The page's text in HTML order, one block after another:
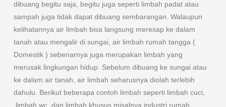
dibuang begitu saja, begitu juga seperti limbah padat atau
sampah juga tidak dapat dibuang sembarangan. Walaupun
kelihatannya air limbah bisa langsung meresap ke dalam
tanah atau mengalir di sungai, air limbah rumah tangga (
Domestik ) sebenarnya juga merupakan limbah yang
merusak lingkungan hidup. Sebelum dibuang ke sungai atau
ke dalam air tanah, air limbah seharusnya diolah terlebih
dahulu. Berikut beberapa contoh limbah seperti limbah cuci,
limbah wc, dan limbah khusus misalnya industri rumah